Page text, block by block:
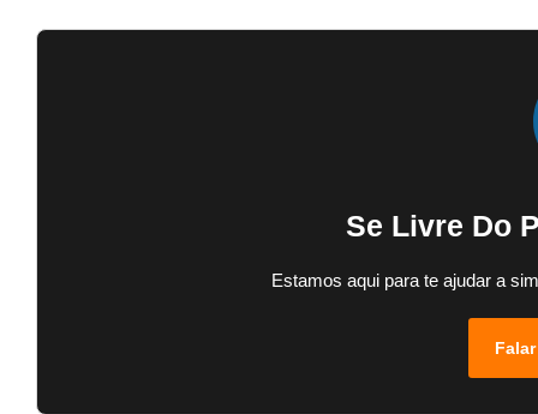
Se Livre Do
Estamos aqui para te ajudar a